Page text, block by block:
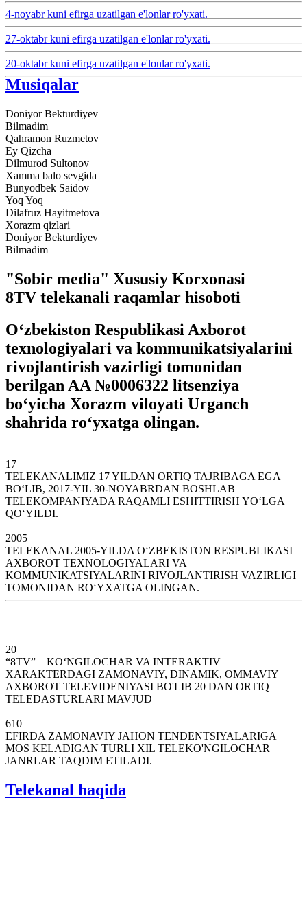
4-noyabr kuni efirga uzatilgan e'lonlar ro'yxati.
27-oktabr kuni efirga uzatilgan e'lonlar ro'yxati.
20-oktabr kuni efirga uzatilgan e'lonlar ro'yxati.
Musiqalar
Doniyor Bekturdiyev
Bilmadim
Qahramon Ruzmetov
Ey Qizcha
Dilmurod Sultonov
Xamma balo sevgida
Bunyodbek Saidov
Yoq Yoq
Dilafruz Hayitmetova
Xorazm qizlari
Doniyor Bekturdiyev
Bilmadim
"Sobir media" Xususiy Korxonasi
8TV telekanali raqamlar hisoboti
O‘zbekiston Respublikasi Axborot
texnologiyalari va kommunikatsiyalarini
rivojlantirish vazirligi tomonidan
berilgan AA №0006322 litsenziya
bo‘yicha Xorazm viloyati Urganch
shahrida ro‘yxatga olingan.
17
TELEKANALIMIZ 17 YILDAN ORTIQ TAJRIBAGA EGA
BO‘LIB, 2017-YIL 30-NOYABRDAN BOSHLAB
TELEKOMPANIYADA RAQAMLI ESHITTIRISH YO‘LGA
QO‘YILDI.
2005
TELEKANAL 2005-YILDA O‘ZBEKISTON RESPUBLIKASI
AXBOROT TEXNOLOGIYALARI VA
KOMMUNIKATSIYALARINI RIVOJLANTIRISH VAZIRLIGI
TOMONIDAN RO‘YXATGA OLINGAN.
20
“8TV” – KO‘NGILOCHAR VA INTERAKTIV
XARAKTERDAGI ZAMONAVIY, DINAMIK, OMMAVIY
AXBOROT TELEVIDENIYASI BO'LIB 20 DAN ORTIQ
TELEDASTURLARI MAVJUD
610
EFIRDA ZAMONAVIY JAHON TENDENTSIYALARIGA
MOS KELADIGAN TURLI XIL TELEKO'NGILOCHAR
JANRLAR TAQDIM ETILADI.
Telekanal haqida